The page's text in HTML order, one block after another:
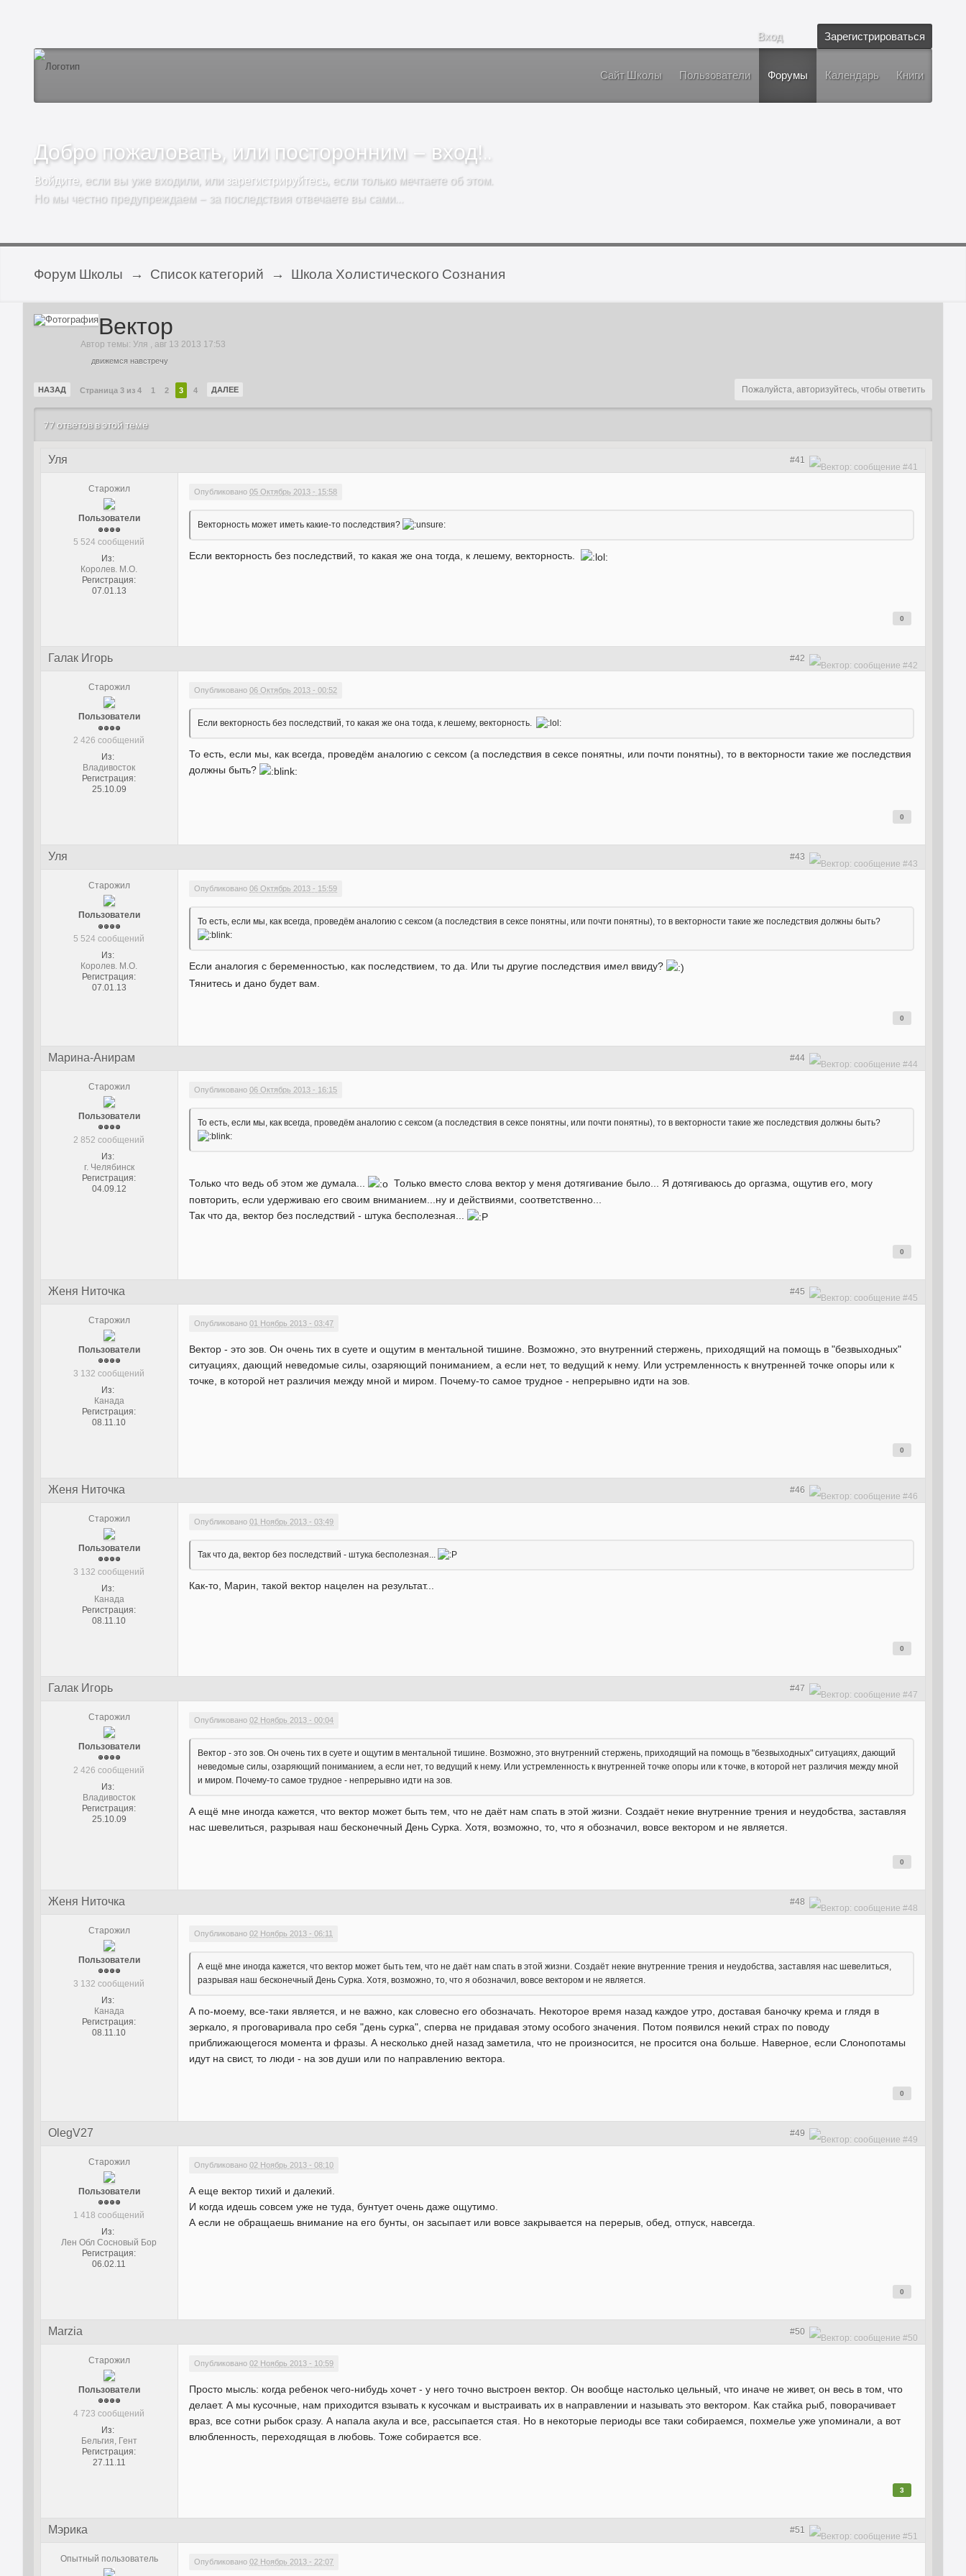
Вход Зарегистрироваться
Сайт Школы Пользователи Форумы Календарь Книги
Добро пожаловать, или посторонним – вход!..
Войдите, если вы уже входили, или зарегистрируйтесь, если только мечтаете об этом.
Но мы честно предупреждаем – за последствия отвечаете вы сами…
Форум Школы → Список категорий → Школа Холистического Сознания
Вектор
Автор темы: Уля , авг 13 2013 17:53
движемся навстречу
НАЗАД Страница 3 из 4 1 2 3 4 ДАЛЕЕ Пожалуйста, авторизуйтесь, чтобы ответить
77 ответов в этой теме
#41
Уля
Старожил
Пользователи
5 524 сообщений
Из:
Королев. М.О.
Регистрация:
07.01.13
Опубликовано05 Октябрь 2013 - 15:58
Векторность может иметь какие-то последствия?
Если векторность без последствий, то какая же она тогда, к лешему, векторность.
0
#42
Галак Игорь
Старожил
Пользователи
2 426 сообщений
Из:
Владивосток
Регистрация:
25.10.09
Опубликовано06 Октябрь 2013 - 00:52
Если векторность без последствий, то какая же она тогда, к лешему, векторность.
То есть, если мы, как всегда, проведём аналогию с сексом (а последствия в сексе понятны, или почти понятны), то в векторности такие же последствия
должны быть?
0
#43
Уля
Старожил
Пользователи
5 524 сообщений
Из:
Королев. М.О.
Регистрация:
07.01.13
Опубликовано06 Октябрь 2013 - 15:59
То есть, если мы, как всегда, проведём аналогию с сексом (а последствия в сексе понятны, или почти понятны), то в векторности такие же последствия должны быть?
Если аналогия с беременностью, как последствием, то да. Или ты другие последствия имел ввиду?
Тянитесь и дано будет вам.
0
#44
Марина-Анирам
Старожил
Пользователи
2 852 сообщений
Из:
г. Челябинск
Регистрация:
04.09.12
Опубликовано06 Октябрь 2013 - 16:15
То есть, если мы, как всегда, проведём аналогию с сексом (а последствия в сексе понятны, или почти понятны), то в векторности такие же последствия должны быть?
Только что ведь об этом же думала...
Только вместо слова вектор у меня дотягивание было... Я дотягиваюсь до оргазма, ощутив его, могу
повторить, если удерживаю его своим вниманием...ну и действиями, соответственно...
Так что да, вектор без последствий - штука бесполезная...
0
#45
Женя Ниточка
Старожил
Пользователи
3 132 сообщений
Из:
Канада
Регистрация:
08.11.10
Опубликовано01 Ноябрь 2013 - 03:47
Вектор - это зов. Он очень тих в суете и ощутим в ментальной тишине. Возможно, это внутренний стержень, приходящий на помощь в "безвыходных"
ситуациях, дающий неведомые силы, озаряющий пониманием, а если нет, то ведущий к нему. Или устремленность к внутренней точке опоры или к
точке, в которой нет различия между мной и миром. Почему-то самое трудное - непрерывно идти на зов.
0
#46
Женя Ниточка
Старожил
Пользователи
3 132 сообщений
Из:
Канада
Регистрация:
08.11.10
Опубликовано01 Ноябрь 2013 - 03:49
Так что да, вектор без последствий - штука бесполезная...
Как-то, Марин, такой вектор нацелен на результат...
0
#47
Галак Игорь
Старожил
Пользователи
2 426 сообщений
Из:
Владивосток
Регистрация:
25.10.09
Опубликовано02 Ноябрь 2013 - 00:04
Вектор - это зов. Он очень тих в суете и ощутим в ментальной тишине. Возможно, это внутренний стержень, приходящий на помощь в "безвыходных" ситуациях, дающий
неведомые силы, озаряющий пониманием, а если нет, то ведущий к нему. Или устремленность к внутренней точке опоры или к точке, в которой нет различия между мной
и миром. Почему-то самое трудное - непрерывно идти на зов.
А ещё мне иногда кажется, что вектор может быть тем, что не даёт нам спать в этой жизни. Создаёт некие внутренние трения и неудобства, заставляя
нас шевелиться, разрывая наш бесконечный День Сурка. Хотя, возможно, то, что я обозначил, вовсе вектором и не является.
0
#48
Женя Ниточка
Старожил
Пользователи
3 132 сообщений
Из:
Канада
Регистрация:
08.11.10
Опубликовано02 Ноябрь 2013 - 06:11
А ещё мне иногда кажется, что вектор может быть тем, что не даёт нам спать в этой жизни. Создаёт некие внутренние трения и неудобства, заставляя нас шевелиться,
разрывая наш бесконечный День Сурка. Хотя, возможно, то, что я обозначил, вовсе вектором и не является.
А по-моему, все-таки является, и не важно, как словесно его обозначать. Некоторое время назад каждое утро, доставая баночку крема и глядя в
зеркало, я проговаривала про себя "день сурка", сперва не придавая этому особого значения. Потом появился некий страх по поводу
приближающегося момента и фразы. А несколько дней назад заметила, что не произносится, не просится она больше. Наверное, если Слонопотамы
идут на свист, то люди - на зов души или по направлению вектора.
0
#49
OlegV27
Старожил
Пользователи
1 418 сообщений
Из:
Лен Обл Сосновый Бор
Регистрация:
06.02.11
Опубликовано02 Ноябрь 2013 - 08:10
А еще вектор тихий и далекий.
И когда идешь совсем уже не туда, бунтует очень даже ощутимо.
А если не обращаешь внимание на его бунты, он засыпает или вовсе закрывается на перерыв, обед, отпуск, навсегда.
0
#50
Marzia
Старожил
Пользователи
4 723 сообщений
Из:
Бельгия, Гент
Регистрация:
27.11.11
Опубликовано02 Ноябрь 2013 - 10:59
Просто мысль: когда ребенок чего-нибудь хочет - у него точно выстроен вектор. Он вообще настолько цельный, что иначе не живет, он весь в том, что
делает. А мы кусочные, нам приходится взывать к кусочкам и выстраивать их в направлении и называть это вектором. Как стайка рыб, поворачивает
враз, все сотни рыбок сразу. А напала акула и все, рассыпается стая. Но в некоторые периоды все таки собираемся, похмелье уже упоминали, а вот
влюбленность, переходящая в любовь. Тоже собирается все.
3
#51
Мэрика
Опытный пользователь Опубликовано02 Ноябрь 2013 - 22:07